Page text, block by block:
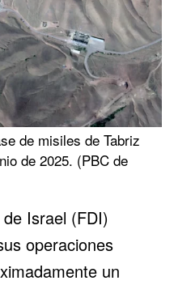
de misiles de Tabriz
de 2025. (PBC de
Israel (FDI)
operaciones
un